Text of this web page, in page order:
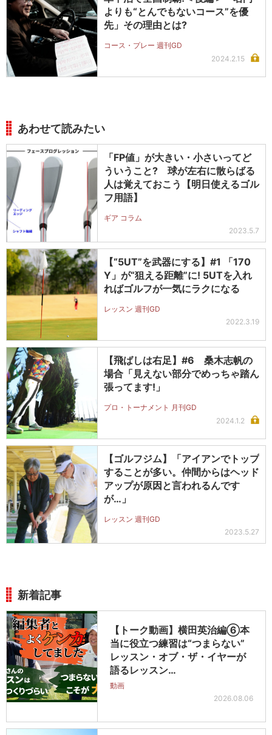
よりも“とんでもないコース”を優
先」その理由とは?
コース・プレー 週刊GD
2024.2.15
あわせて読みたい
「FP値」が大きい・小さいってど
ういうこと? 球が左右に散らばる
人は覚えておこう【明日使えるゴル
フ用語】
ギア コラム
2023.5.7
【“5UT”を武器にする】#1 「170
Y」が“狙える距離”に! 5UTを入れ
ればゴルフが一気にラクになる
レッスン 週刊GD
2022.3.19
【飛ばしは右足】#6 桑木志帆の
場合「見えない部分でめっちゃ踏ん
張ってます!」
プロ・トーナメント 月刊GD
2024.1.2
【ゴルフジム】「アイアンでトップ
することが多い。仲間からはヘッド
アップが原因と言われるんです
が…」
レッスン 週刊GD
2023.5.27
新着記事
【トーク動画】横田英治編⑥本
当に役立つ練習は“つまらない”
レッスン・オブ・ザ・イヤーが
語るレッスン…
動画
2026.08.06